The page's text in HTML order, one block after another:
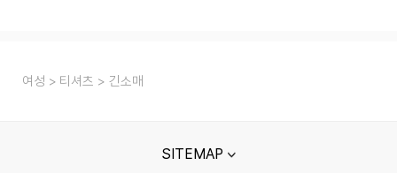
여성 티셔츠 긴소매
SITEMAP